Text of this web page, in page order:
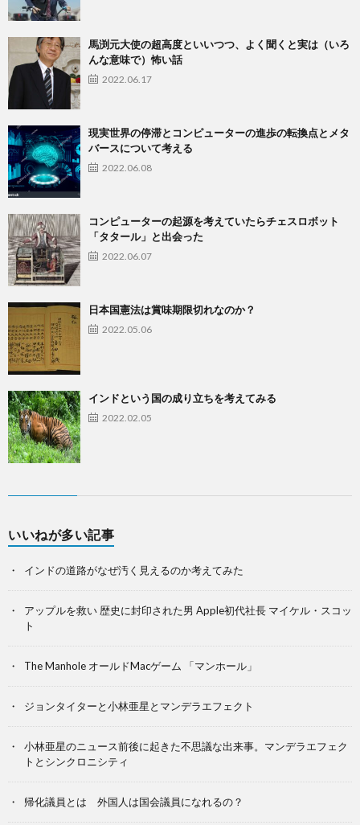
馬渕元大使の超高度といいつつ、よく聞くと実は（いろ
んな意味で）怖い話
2022.06.17
現実世界の停滞とコンピューターの進歩の転換点とメタ
バースについて考える
2022.06.08
コンピューターの起源を考えていたらチェスロボット
「タタール」と出会った
2022.06.07
日本国憲法は賞味期限切れなのか？
2022.05.06
インドという国の成り立ちを考えてみる
2022.02.05
いいねが多い記事
インドの道路がなぜ汚く見えるのか考えてみた
アップルを救い 歴史に封印された男 Apple初代社長 マイケル・スコッ
ト
The Manhole オールドMacゲーム 「マンホール」
ジョンタイターと小林亜星とマンデラエフェクト
小林亜星のニュース前後に起きた不思議な出来事。マンデラエフェク
トとシンクロニシティ
帰化議員とは 外国人は国会議員になれるの？